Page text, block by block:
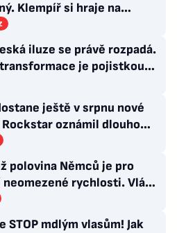
Klempíř si hraje na
Nestačí se tak tvářit, musí
iluze se právě rozpadá.
je pojistkou
ještě v srpnu nové
oznámil dlouho
prezentaci
polovina Němců je pro
rychlosti. Vláda
si o tom myslí
STOP mdlým vlasům! Jak